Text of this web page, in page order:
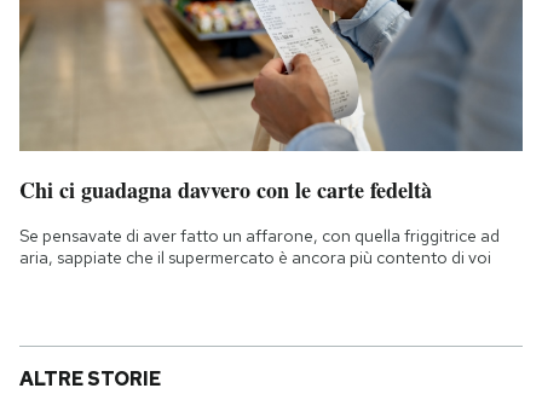
Chi ci guadagna davvero con le carte fedeltà
Se pensavate di aver fatto un affarone, con quella friggitrice ad
aria, sappiate che il supermercato è ancora più contento di voi
ALTRE STORIE